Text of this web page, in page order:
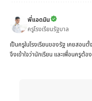
พี่แอดมิน
ครูโรงเรียนรัฐบาล
เป็นครูในโรงเรียนของรัฐ เคยสอ
จึงเข้าใจว่านักเรียน และเพื่อนครูต้อ
When